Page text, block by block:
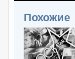
Похожие